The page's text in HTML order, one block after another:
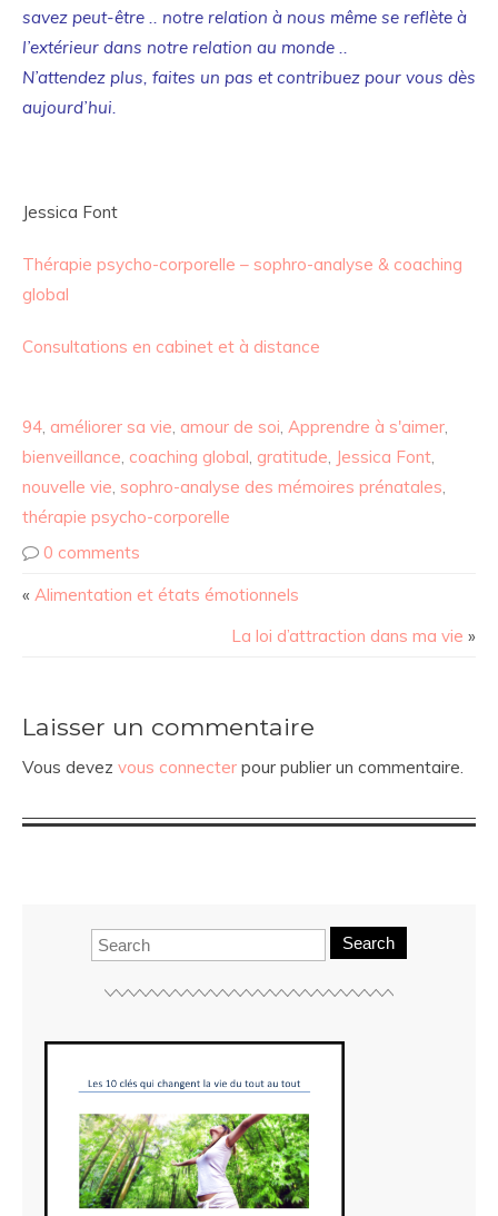
savez peut-être .. notre relation à nous même se reflète à
l’extérieur dans notre relation au monde ..
N’attendez plus, faites un pas et contribuez pour vous dès
aujourd’hui.
Jessica Font
Thérapie psycho-corporelle – sophro-analyse & coaching
global
Consultations en cabinet et à distance
94, améliorer sa vie, amour de soi, Apprendre à s'aimer,
bienveillance, coaching global, gratitude, Jessica Font,
nouvelle vie, sophro-analyse des mémoires prénatales,
thérapie psycho-corporelle
0 comments
« Alimentation et états émotionnels
La loi d’attraction dans ma vie »
Laisser un commentaire
Vous devez vous connecter pour publier un commentaire.
Search